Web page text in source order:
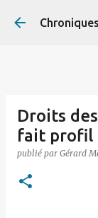
Droits
fait profil
publié par Gérard